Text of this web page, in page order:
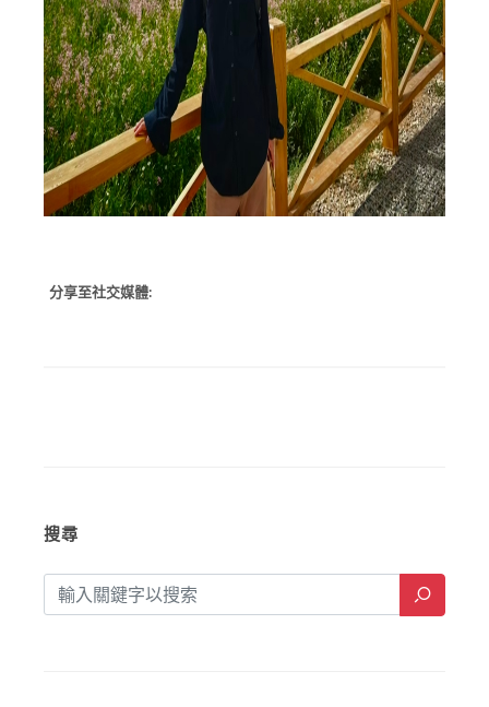
分享至社交媒體:
搜尋